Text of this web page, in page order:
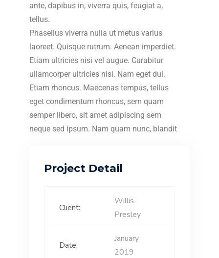
ante, dapibus in, viverra quis, feugiat a,
tellus.
Phasellus viverra nulla ut metus varius
laoreet. Quisque rutrum. Aenean imperdiet.
Etiam ultricies nisi vel augue. Curabitur
ullamcorper ultricies nisi. Nam eget dui.
Etiam rhoncus. Maecenas tempus, tellus
eget condimentum rhoncus, sem quam
semper libero, sit amet adipiscing sem
neque sed ipsum. Nam quam nunc, blandit
Project Detail
Client:
Willis
Presley
Date:
January
2019